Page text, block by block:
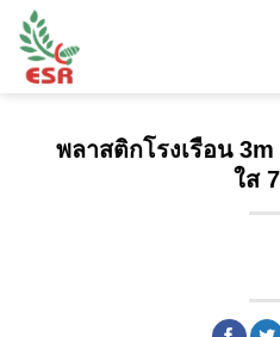
พลาสติกโรงเรือน
ใส